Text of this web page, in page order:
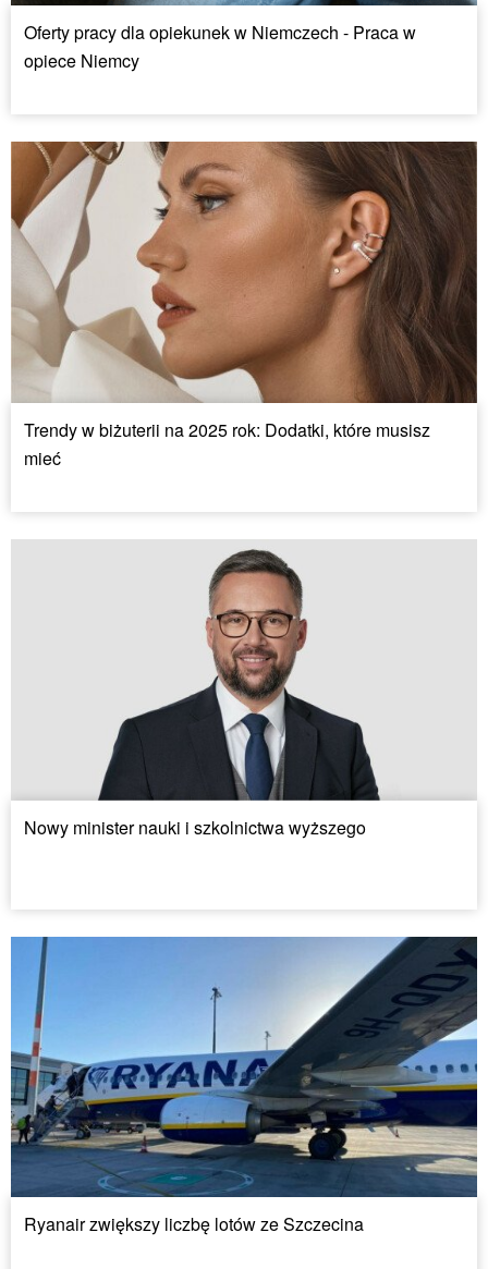
Oferty pracy dla opiekunek w Niemczech - Praca w
opiece Niemcy
Trendy w biżuterii na 2025 rok: Dodatki, które musisz
mieć
Nowy minister nauki i szkolnictwa wyższego
Ryanair zwiększy liczbę lotów ze Szczecina